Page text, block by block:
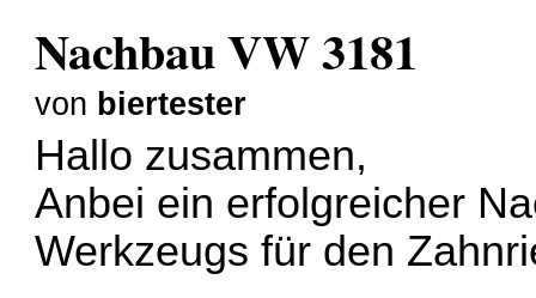
Nachbau VW 3181
von biertester
Hallo zusammen,
Anbei ein erfolgreicher
Werkzeugs für den